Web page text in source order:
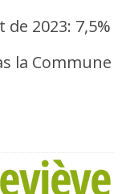
2023: 7,5%
la Commune